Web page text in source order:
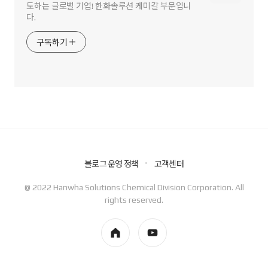
도하는 글로벌 기업! 한화솔루션 케미칼 부문입니
다.
구독하기
블로그 운영 정책 고객센터
@ 2022 Hanwha Solutions Chemical Division Corporation. All
rights reserved.